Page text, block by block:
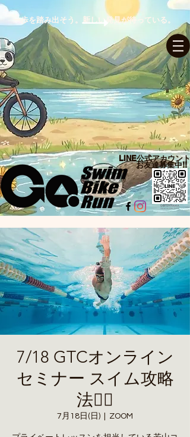
ログイン
一歩を踏み出そう。新しい発見が待っている。
LINE公式アカウント​
お友達募集中!!
7/18 GTCオンライン
セミナー スイム攻略
法🏊‍♂️
7月18日(日) ZOOM